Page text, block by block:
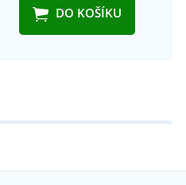
DO KOŠÍKU